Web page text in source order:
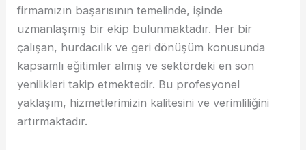
firmamızın başarısının temelinde, işinde
uzmanlaşmış bir ekip bulunmaktadır. Her bir
çalışan, hurdacılık ve geri dönüşüm konusunda
kapsamlı eğitimler almış ve sektördeki en son
yenilikleri takip etmektedir. Bu profesyonel
yaklaşım, hizmetlerimizin kalitesini ve verimliliğini
artırmaktadır.